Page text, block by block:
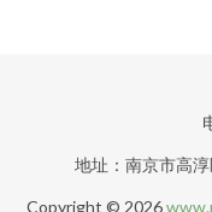
地址：南京市高
Copyright © 2026